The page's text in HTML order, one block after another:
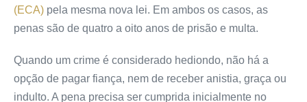
(ECA) pela mesma nova lei. Em ambos os casos, as
penas são de quatro a oito anos de prisão e multa.
Quando um crime é considerado hediondo, não há a
opção de pagar fiança, nem de receber anistia, graça ou
indulto. A pena precisa ser cumprida inicialmente no